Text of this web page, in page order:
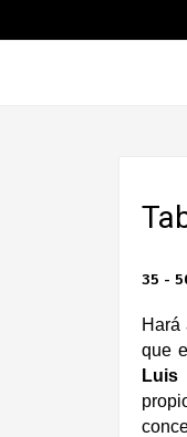
35 -
Hará
que
Luis